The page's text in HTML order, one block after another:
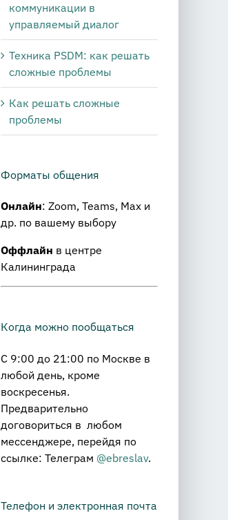
коммуникации в
управляемый диалог
Техника PSDM: как решать
сложные проблемы
Как решать сложные
проблемы
Форматы общения
Онлайн: Zoom, Teams, Max и
др. по вашему выбору
Оффлайн в центре
Калининграда
Когда можно пообщаться
С 9:00 до 21:00 по Москве в
любой день, кроме
воскресенья.
Предварительно
договориться в любом
мессенджере, перейдя по
ссылке: Телеграм @ebreslav.
Телефон и электронная почта